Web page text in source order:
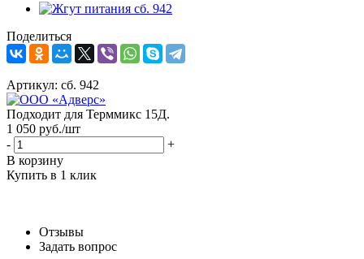
Поделиться
Артикул: сб. 942
Подходит для Терммикс 15Д.
1 050 руб./шт
-
+
В корзину
Купить в 1 клик
Отзывы
Задать вопрос